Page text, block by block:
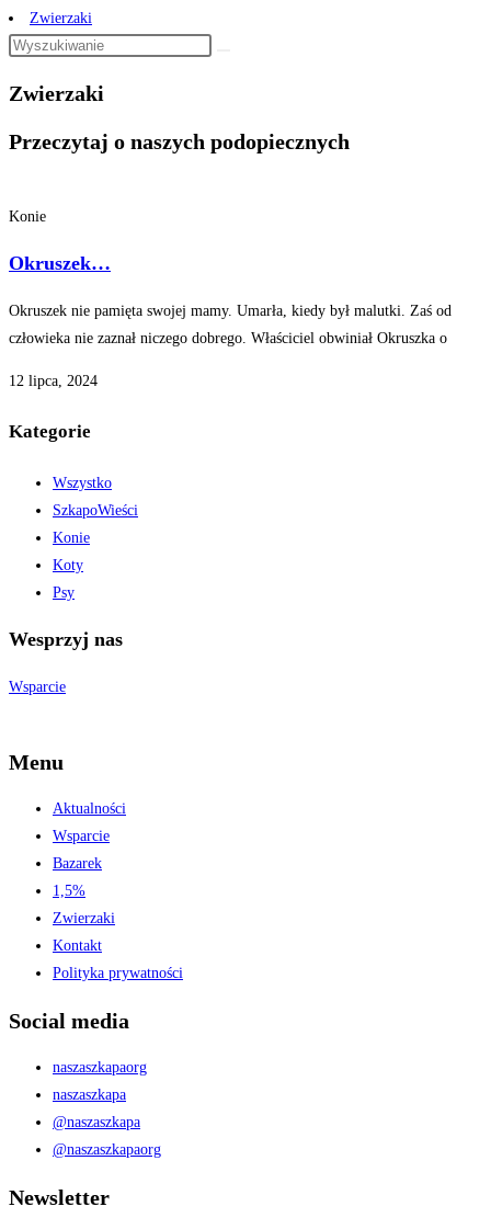
Zwierzaki
Zwierzaki
Przeczytaj o naszych podopiecznych
Konie
Okruszek…
Okruszek nie pamięta swojej mamy. Umarła, kiedy był malutki. Zaś od
człowieka nie zaznał niczego dobrego. Właściciel obwiniał Okruszka o
12 lipca, 2024
Kategorie
Wszystko
SzkapoWieści
Konie
Koty
Psy
Wesprzyj nas
Wsparcie
Menu
Aktualności
Wsparcie
Bazarek
1,5%
Zwierzaki
Kontakt
Polityka prywatności
Social media
naszaszkapaorg
naszaszkapa
@naszaszkapa
@naszaszkapaorg
Newsletter